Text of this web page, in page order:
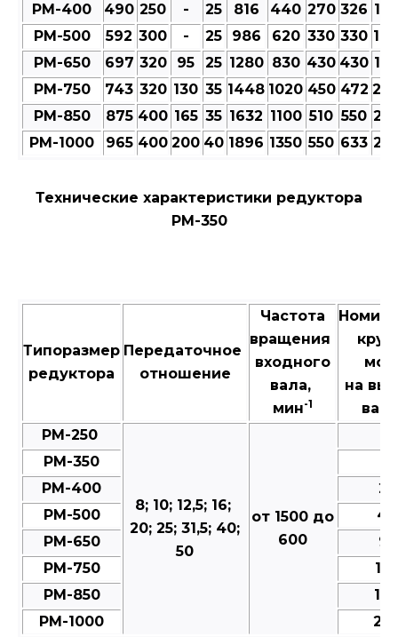
РМ-400
490 250 - 25 816 440 270 326 128
РМ-500
592 300 - 25 986 620 330 330
РМ-650
697 320 95 25 1280 830 430 430 183
РМ-750
743 320 130 35 1448 1020 450 472
РМ-850
875 400 165 35 1632 1100 510 550
РМ-1000
965 400 200 40 1896 1350 550 633
Технические характеристики редуктора
РМ-350
Типоразмер
редуктора
Передаточное
отношение
Частота
вращения
входного
вала,
мин-1
на
РМ-250
8; 10; 12,5; 16;
20; 25; 31,5; 40;
50
от 1500 до
600
РМ-350
РМ-400
РМ-500
РМ-650
РМ-750
РМ-850
РМ-1000